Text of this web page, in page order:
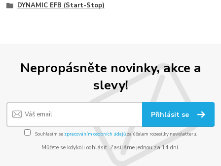
DYNAMIC EFB (Start-Stop)
Nepropásněte novinky, akce a
slevy!
Přihlásit se
Souhlasím se zpracováním osobních údajůza účelem rozesílky newsletteru.
Můžete se kdykoli odhlásit. Zasíláme jednou za 14 dní.